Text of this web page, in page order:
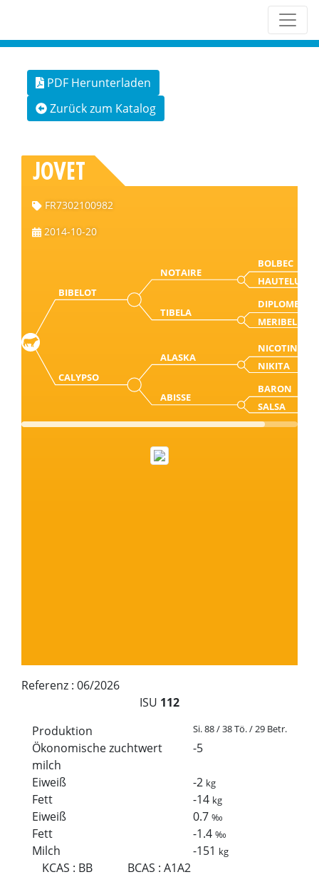
PDF Herunterladen
Zurück zum Katalog
JOVET
FR7302100982
2014-10-20
BIBELOT
NOTAIRE
BOLBEC
HAUTELUCE
TIBELA
DIPLOME
MERIBEL
CALYPSO
ALASKA
NICOTIN
NIKITA
ABISSE
BARON
SALSA
Referenz : 06/2026
ISU 112
Produktion
Si. 88 / 38 Tö. / 29 Betr.
Ökonomische zuchtwert
milch
-5
Eiweiß -2 kg
Fett -14 kg
Eiweiß 0.7‰
Fett -1.4‰
Milch -151 kg
KCAS : BB BCAS :A1A2